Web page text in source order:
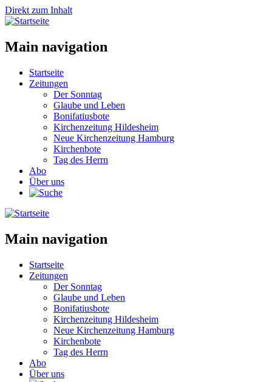
Direkt zum Inhalt
Main navigation
Startseite
Zeitungen
Der Sonntag
Glaube und Leben
Bonifatiusbote
Kirchenzeitung Hildesheim
Neue Kirchenzeitung Hamburg
Kirchenbote
Tag des Herrn
Abo
Über uns
Main navigation
Startseite
Zeitungen
Der Sonntag
Glaube und Leben
Bonifatiusbote
Kirchenzeitung Hildesheim
Neue Kirchenzeitung Hamburg
Kirchenbote
Tag des Herrn
Abo
Über uns